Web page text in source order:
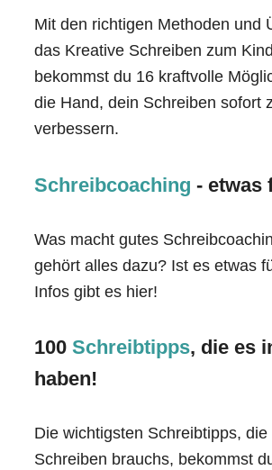
Mit den richtigen Methoden und
das Kreative Schreiben zum
bekommst du 16 kraftvolle
die Hand, dein Schreiben sofort
verbessern.
Schreibcoaching - etwas
Was macht gutes
gehört alles dazu? Ist es etwas
Infos gibt es hier!
100Schreibtipps, die es
haben!
Die wichtigsten Schreibtipps, die
Schreiben brauchs, bekommst